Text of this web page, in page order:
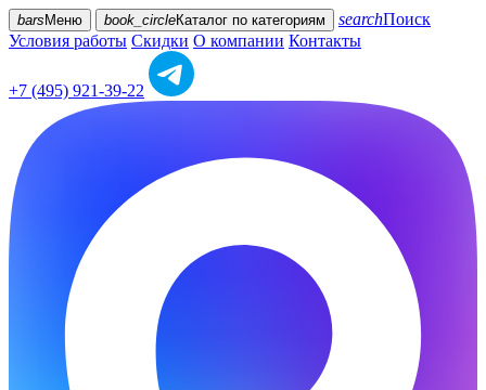
bars Меню book_circleКаталог по категориям searchПоиск
Условия работы Скидки О компании Контакты
+7 (495) 921-39-22